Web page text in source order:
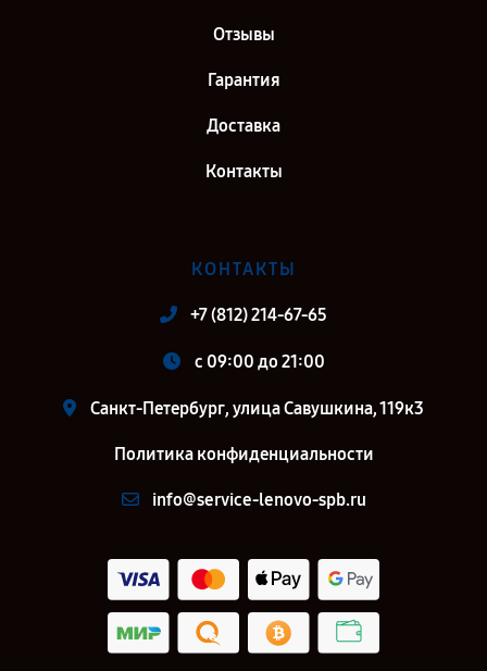
Отзывы
Гарантия
Доставка
Контакты
КОНТАКТЫ
+7 (812) 214-67-65
c 09:00 до 21:00
Санкт-Петербург, улица Савушкина, 119к3
Политика конфиденциальности
info@service-lenovo-spb.ru